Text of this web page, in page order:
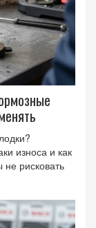
износа и как
рисковать